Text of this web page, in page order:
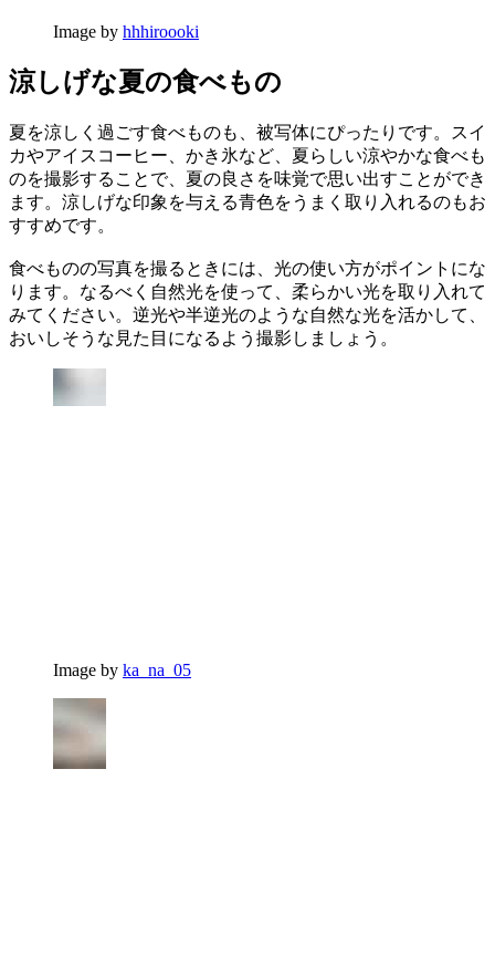
Image by hhhiroooki
涼しげな夏の食べもの
夏を涼しく過ごす食べものも、被写体にぴったりです。スイ
カやアイスコーヒー、かき氷など、夏らしい涼やかな食べも
のを撮影することで、夏の良さを味覚で思い出すことができ
ます。涼しげな印象を与える青色をうまく取り入れるのもお
すすめです。
食べものの写真を撮るときには、光の使い方がポイントにな
ります。なるべく自然光を使って、柔らかい光を取り入れて
みてください。逆光や半逆光のような自然な光を活かして、
おいしそうな見た目になるよう撮影しましょう。
Image by ka_na_05